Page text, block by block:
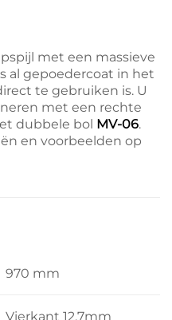
met een massieve
al gepoedercoat in het
te gebruiken is. U
met een rechte
dubbele bol MV-06.
en voorbeelden op
970 mm
Vierkant 12,7mm